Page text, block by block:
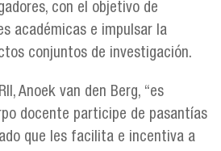
con el objetivo de
académicas e impulsar la
conjuntos de investigación.
Anoek van den Berg, “es
docente participe de pasantías
que les facilita e incentiva a